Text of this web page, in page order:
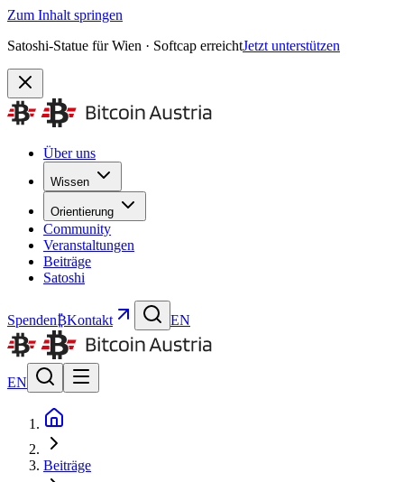
Zum Inhalt springen
Satoshi-Statue für Wien · Softcap erreichtJetzt unterstützen
Über uns
Wissen
Orientierung
Community
Veranstaltungen
Beiträge
Satoshi
Spenden₿Kontakt EN
EN
Beiträge